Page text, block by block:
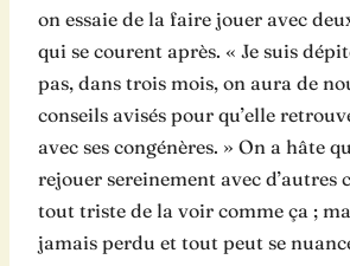
on essaie de la faire jouer avec
qui se courent après. « Je suis
pas, dans trois mois, on aura de
conseils avisés pour qu’elle
avec ses congénères. » On a hâte
rejouer sereinement avec d’autres
tout triste de la voir comme ça ;
jamais perdu et tout peut se